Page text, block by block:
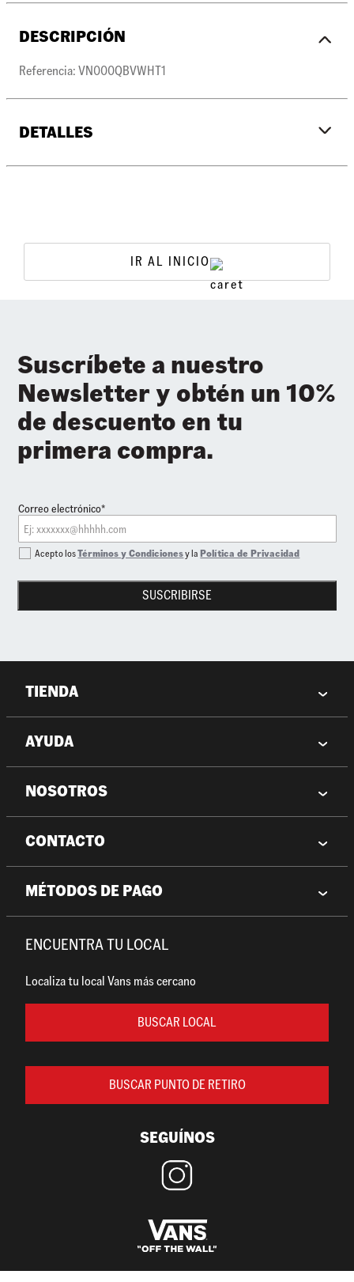
DESCRIPCIÓN
Referencia: VN000QBVWHT1
DETALLES
IR AL INICIO
Suscríbete a nuestro
Newsletter y obtén un 10%
de descuento en tu
primera compra.
Correo electrónico*
SUSCRIBIRSE
Acepto losTérminos y Condicionesy laPolítica de Privacidad
TIENDA
AYUDA
NOSOTROS
CONTACTO
MÉTODOS DE PAGO
ENCUENTRA TU LOCAL
Localiza tu local Vans más cercano
BUSCAR LOCAL
BUSCAR PUNTO DE RETIRO
SEGUÍNOS